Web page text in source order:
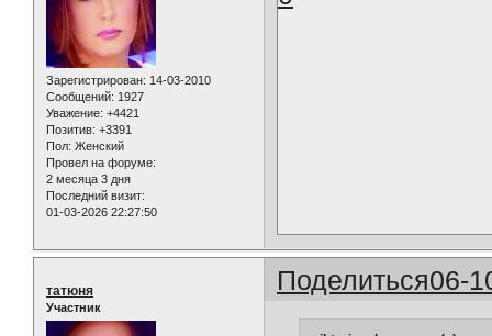
Зарегистрирован: 14-03-2010
Сообщений: 1927
Уважение: +4421
Позитив: +3391
Пол: Женский
Провел на форуме:
2 месяца 3 дня
Последний визит:
01-03-2026 22:27:50
Поделиться06-
татюня
Участник